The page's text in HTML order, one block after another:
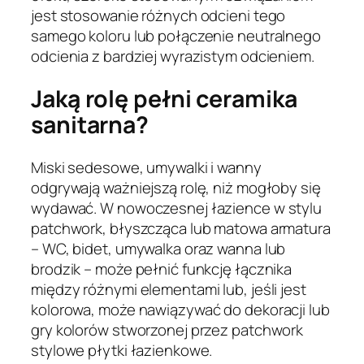
jest stosowanie różnych odcieni tego
samego koloru lub połączenie neutralnego
odcienia z bardziej wyrazistym odcieniem.
Jaką rolę pełni ceramika
sanitarna?
Miski sedesowe, umywalki i wanny
odgrywają ważniejszą rolę, niż mogłoby się
wydawać. W nowoczesnej łazience w stylu
patchwork, błyszcząca lub matowa armatura
– WC, bidet, umywalka oraz wanna lub
brodzik – może pełnić funkcję łącznika
między różnymi elementami lub, jeśli jest
kolorowa, może nawiązywać do dekoracji lub
gry kolorów stworzonej przez patchwork
stylowe płytki łazienkowe.